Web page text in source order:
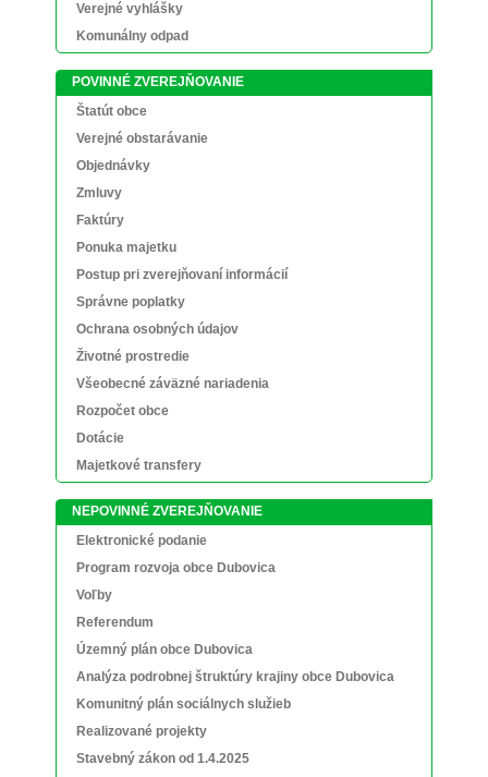
Verejné vyhlášky
Komunálny odpad
POVINNÉ ZVEREJŇOVANIE
Štatút obce
Verejné obstarávanie
Objednávky
Zmluvy
Faktúry
Ponuka majetku
Postup pri zverejňovaní informácií
Správne poplatky
Ochrana osobných údajov
Životné prostredie
Všeobecné záväzné nariadenia
Rozpočet obce
Dotácie
Majetkové transfery
NEPOVINNÉ ZVEREJŇOVANIE
Elektronické podanie
Program rozvoja obce Dubovica
Voľby
Referendum
Územný plán obce Dubovica
Analýza podrobnej štruktúry krajiny obce Dubovica
Komunitný plán sociálnych služieb
Realizované projekty
Stavebný zákon od 1.4.2025